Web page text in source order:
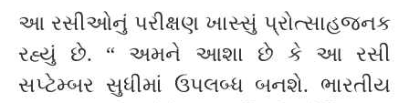
આ રસીઓનું પરીક્ષણ ખાસ્સું પ્રોત્સાહજનક
રહ્યું છે. “ અમને આશા છે કે આ રસી
સપ્ટેમ્બર સુધીમાં ઉપલબ્ધ બનશે. ભારતીય